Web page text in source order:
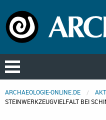
ARCHAEOLOGIE-ONLINE.DE
STEINWERKZEUGVIELFALT BEI